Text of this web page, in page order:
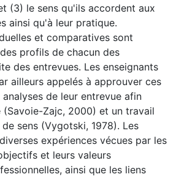
(3) le sens qu'ils accordent aux
ainsi qu'à leur pratique.
et comparatives sont
profils de chacun des
des entrevues. Les enseignants
ailleurs appelés à approuver ces
de leur entrevue afin
Zajc, 2000) et un travail
sens (Vygotski, 1978). Les
expériences vécues par les
et leurs valeurs
ainsi que les liens